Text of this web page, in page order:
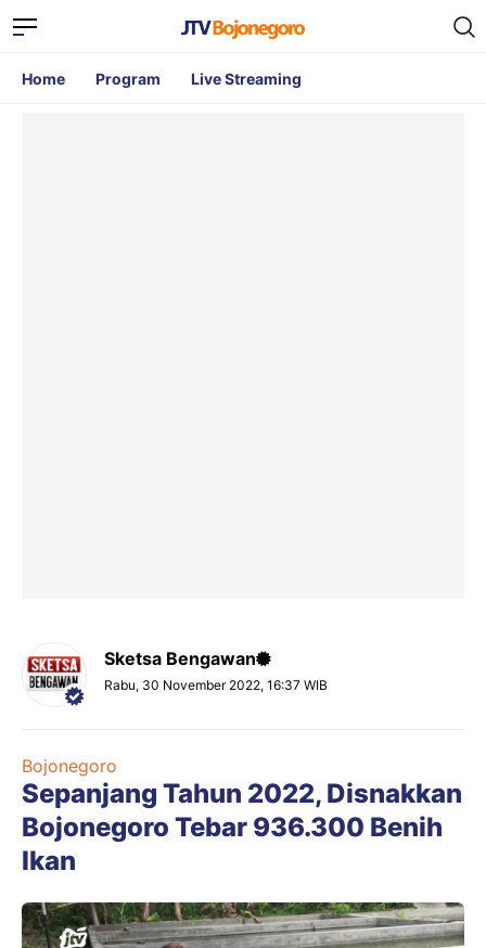
Home Program Live Streaming
Sketsa Bengawan
Rabu, 30 November 2022, 16:37 WIB
Bojonegoro
Sepanjang Tahun 2022, Disnakkan
Bojonegoro Tebar 936.300 Benih
Ikan